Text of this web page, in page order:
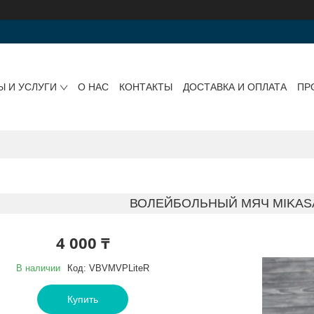
И УСЛУГИ О НАС КОНТАКТЫ ДОСТАВКА И ОПЛАТА
ВОЛЕЙБОЛЬНЫЙ МЯЧ
4 000 ₸
В наличии Код: VBVMVPLiteR
Купить